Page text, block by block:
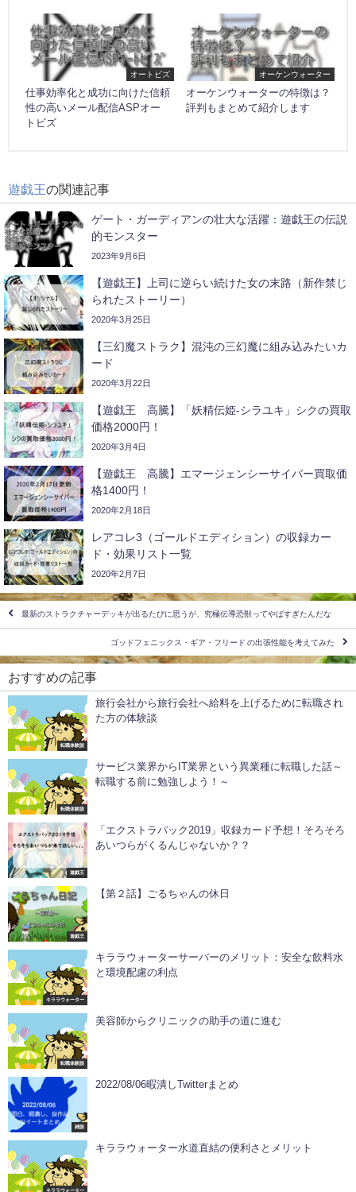
オートビズ
仕事効率化と成功に向けた信頼
性の高いメール配信ASPオー
トビズ
オーケンウォーター
オーケンウォーターの特徴は？
評判もまとめて紹介します
遊戯王の関連記事
ゲート・ガーディアンの壮大な活躍：遊戯王の伝説
的モンスター
2023年9月6日
【遊戯王】上司に逆らい続けた女の末路（新作禁じ
られたストーリー）
2020年3月25日
【三幻魔ストラク】混沌の三幻魔に組み込みたいカ
ード
2020年3月22日
【遊戯王 高騰】「妖精伝姫-シラユキ」シクの買取
価格2000円！
2020年3月4日
【遊戯王 高騰】エマージェンシーサイバー買取価
格1400円！
2020年2月18日
レアコレ3（ゴールドエディション）の収録カー
ド・効果リスト一覧
2020年2月7日
最新のストラクチャーデッキが出るたびに思うが、究極伝導恐獣ってやばすぎたんだな
ゴッドフェニックス・ギア・フリード の出張性能を考えてみた
おすすめの記事
転職体験談
旅行会社から旅行会社へ給料を上げるために転職され
た方の体験談
転職体験談
サービス業界からIT業界という異業種に転職した話～
転職する前に勉強しよう！～
遊戯王
「エクストラパック2019」収録カード予想！そろそろ
あいつらがくるんじゃないか？？
遊戯王
【第２話】ごるちゃんの休日
キララウォーター
キララウォーターサーバーのメリット：安全な飲料水
と環境配慮の利点
転職体験談
美容師からクリニックの助手の道に進む
雑談
2022/08/06暇潰しTwitterまとめ
キララウォーター
キララウォーター水道直結の便利さとメリット